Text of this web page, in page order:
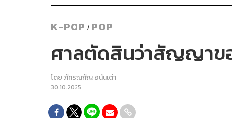
K-POP / POP
ศาลตัดสินว่าสัญญาขอ
โดย ภัทรณกัญ อนันเต่า
30.10.2025